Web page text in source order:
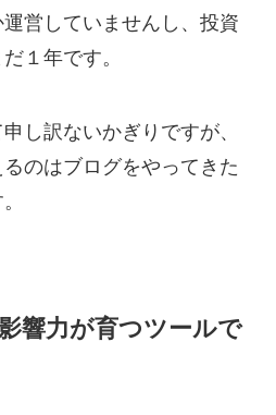
営していませんし、投資
１年です。
し訳ないかぎりですが、
のはブログをやってきた
響力が育つツールで